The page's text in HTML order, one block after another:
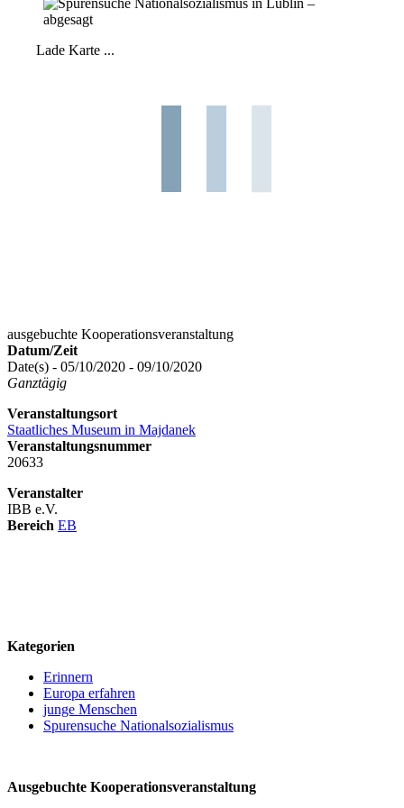
Lade Karte ...
ausgebuchte Kooperationsveranstaltung
Datum/Zeit
Date(s) - 05/10/2020 - 09/10/2020
Ganztägig
Veranstaltungsort
Staatliches Museum in Majdanek
Veranstaltungsnummer
20633
Veranstalter
IBB e.V.
Bereich EB
Kategorien
Erinnern
Europa erfahren
junge Menschen
Spurensuche Nationalsozialismus
Ausgebuchte Kooperationsveranstaltung